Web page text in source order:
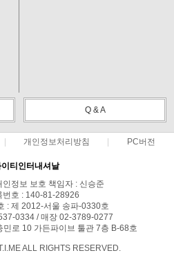
Q & A
개인정보처리방침 PC버전
티인터내셔날
정보 보호 책임자 : 신승준
번호 : 140-81-28926
: 제 2012-서울 송파-0330호
0334 / 매장 02-3789-0277
민로 10 가든파이브 툴관 7층 B-68호
ALL RIGHTS RESERVED.